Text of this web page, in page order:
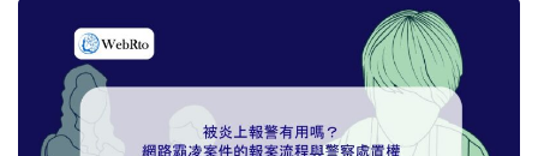
被
炎